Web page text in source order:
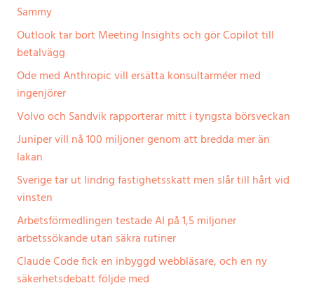
Sammy
Outlook tar bort Meeting Insights och gör Copilot till
betalvägg
Ode med Anthropic vill ersätta konsultarméer med
ingenjörer
Volvo och Sandvik rapporterar mitt i tyngsta börsveckan
Juniper vill nå 100 miljoner genom att bredda mer än
lakan
Sverige tar ut lindrig fastighetsskatt men slår till hårt vid
vinsten
Arbetsförmedlingen testade AI på 1,5 miljoner
arbetssökande utan säkra rutiner
Claude Code fick en inbyggd webbläsare, och en ny
säkerhetsdebatt följde med